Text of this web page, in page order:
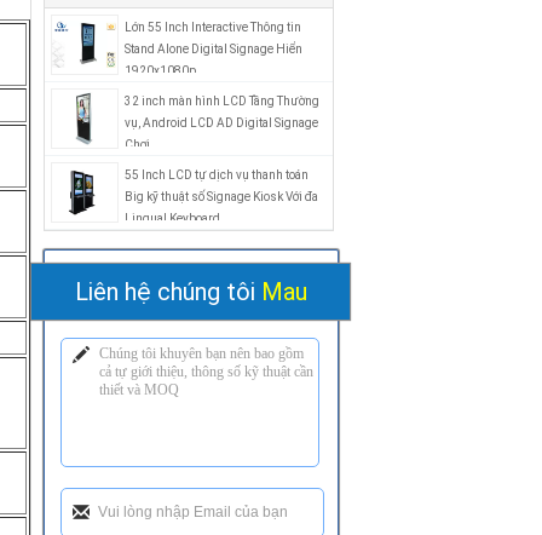
Lớn 55 Inch Interactive Thông tin
Stand Alone Digital Signage Hiển
1920x1080p
32 inch màn hình LCD Tầng Thường
vụ, Android LCD AD Digital Signage
Chơi
55 Inch LCD tự dịch vụ thanh toán
Big kỹ thuật số Signage Kiosk Với đa
Lingual Keyboard
Liên hệ chúng tôi Mau